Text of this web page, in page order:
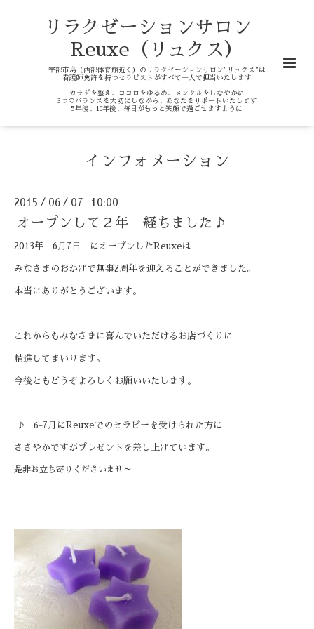
リラクゼーションサロン
Reuxe（リュクス）
宇部市島（西部体育館近く）のリラクゼーションサロン"リュクス"は
看護師免許を持つセラピストがすべて一人で担当いたします
カラダを整え、ココロをゆるめ、メンタルをしなやかに
3つのバランスを大切にしながら、あなたをサポートいたします
5年後、10年後、毎日がもっと笑顔で過ごせますように
インフォメーション
2015 / 06 / 07 10:00
オープンして２年 経ちました♪
2013年 6月7日 にオープンしたReuxeは
みなさまのおかげで無事2周年を迎えることができました。
本当にありがとうございます。
これからもみなさまに喜んでいただけるお店づくりに
精進してまいります。
今後ともどうぞよろしくお願いいたします。
♪ 6-7月に Reuxeでのセラピーを受けられた方に
ささやかですがプレゼントを差し上げています。
是非お立ち寄りくださいませ～